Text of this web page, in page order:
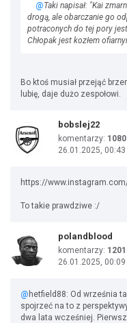
@Taki napisał: "Kai
drogą, ale obarczanie go
potraconych do tej pory
Chłopak jest kozłem
Bo ktoś musiał przejąć
lubię, daje dużo zespołowi.
bobslej22
komentarzy:
26.01.2025, 00:43
https://
To takie prawdziwe :/
polandblood
komentarzy:
26.01.2025, 00:09
@ hetfield88: Od września
spojrzeć na to z
dwa lata wcześniej.